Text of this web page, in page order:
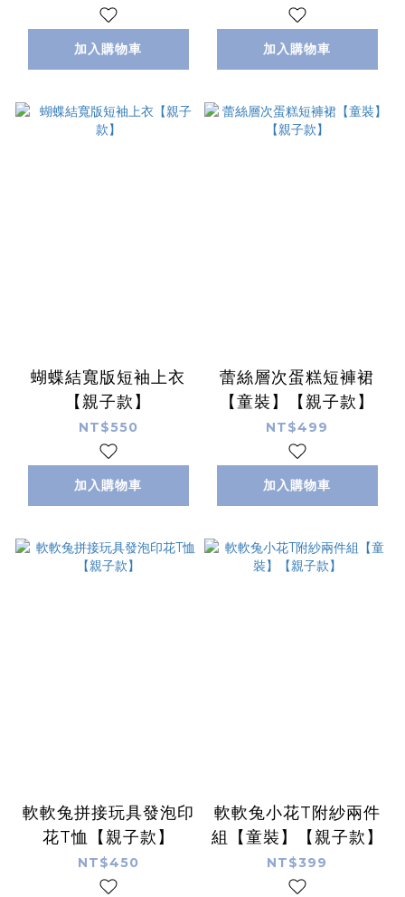
加入購物車 加入購物車
蝴蝶結寬版短袖上衣
【親子款】
NT$550
加入購物車
蕾絲層次蛋糕短褲裙
【童裝】【親子款】
NT$499
加入購物車
軟軟兔拼接玩具發泡印
花T恤【親子款】
NT$450
軟軟兔小花T附紗兩件
組【童裝】【親子款】
NT$399